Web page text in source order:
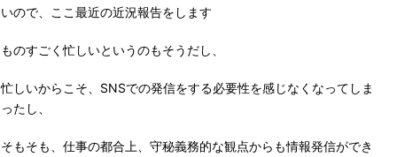
いので、ここ最近の近況報告をします
ものすごく忙しいというのもそうだし、
忙しいからこそ、SNSでの発信をする必要性を感じなくなってしま
ったし、
そもそも、仕事の都合上、守秘義務的な観点からも情報発信ができ